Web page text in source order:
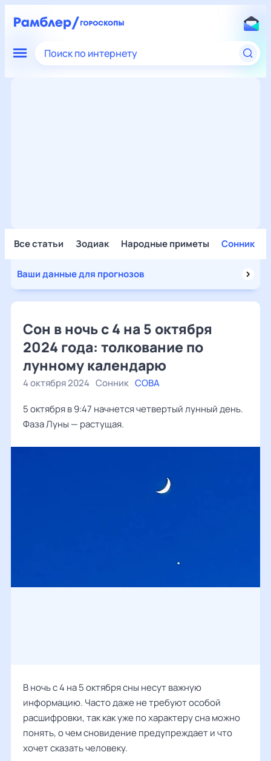
Поиск по интернету
Все статьи Зодиак Народные приметы Сонник
Ваши данные для прогнозов
Сон в ночь с 4 на 5 октября
2024 года: толкование по
лунному календарю
4 октября 2024 Сонник СОВА
5 октября в 9:47 начнется четвертый лунный день.
Фаза Луны — растущая.
В ночь с 4 на 5 октября сны несут важную
информацию. Часто даже не требуют особой
расшифровки, так как уже по характеру сна можно
понять, о чем сновидение предупреждает и что
хочет сказать человеку.